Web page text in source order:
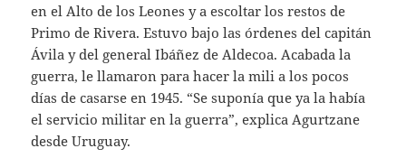
en el Alto de los Leones y a escoltar los restos de
Primo de Rivera. Estuvo bajo las órdenes del capitán
Ávila y del general Ibáñez de Aldecoa. Acabada la
guerra, le llamaron para hacer la mili a los pocos
días de casarse en 1945. “Se suponía que ya la había
el servicio militar en la guerra”, explica Agurtzane
desde Uruguay.